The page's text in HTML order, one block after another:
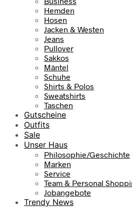
Hemden
Hosen
Jacken & Westen
Jeans
Pullover
Sakkos
Mäntel
Schuhe
Shirts & Polos
Sweatshirts
Taschen
Gutscheine
Outfits
Sale
Unser Haus
Philosophie/Geschichte
Marken
Service
Team & Personal
Jobangebote
Trendy News